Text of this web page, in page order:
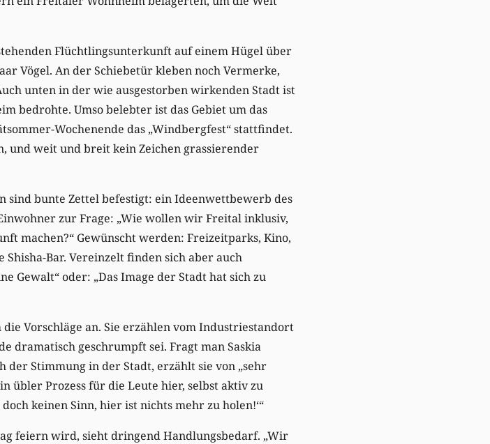
Flüchtlingsunterkunft auf einem Hügel über
Vögel. An der Schiebetür kleben noch Vermerke,
unten in der wie ausgestorben wirkenden Stadt ist
bedrohte. Umso belebter ist das Gebiet um das
Wochenende das „Windbergfest“ stattfindet.
und weit und breit kein Zeichen grassierender
sind bunte Zettel befestigt: ein Ideenwettbewerb des
zur Frage: „Wie wollen wir Freital inklusiv,
machen?“ Gewünscht werden: Freizeitparks, Kino,
Bar. Vereinzelt finden sich aber auch
Gewalt“ oder: „Das Image der Stadt hat sich zu
Vorschläge an. Sie erzählen vom Industriestandort
dramatisch geschrumpft sei. Fragt man Saskia
Stimmung in der Stadt, erzählt sie von „sehr
übler Prozess für die Leute hier, selbst aktiv zu
keinen Sinn, hier ist nichts mehr zu holen!‘“
feiern wird, sieht dringend Handlungsbedarf. „Wir